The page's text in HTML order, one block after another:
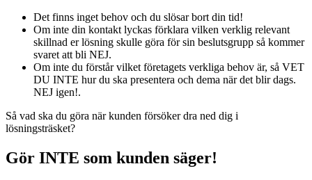
Det finns inget behov och du slösar bort din tid!
Om inte din kontakt lyckas förklara vilken verklig relevant
skillnad er lösning skulle göra för sin beslutsgrupp så kommer
svaret att bli NEJ.
Om inte du förstår vilket företagets verkliga behov är, så VET
DU INTE hur du ska presentera och dema när det blir dags.
NEJ igen!.
Så vad ska du göra när kunden försöker dra ned dig i
lösningsträsket?
Gör INTE som kunden säger!